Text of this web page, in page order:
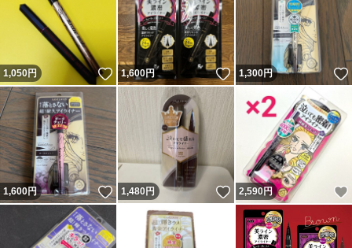
1,050円 いいね！
1,600円 いいね！
1,300円
1,600円 いいね！
1,480円 いいね！
2,590円